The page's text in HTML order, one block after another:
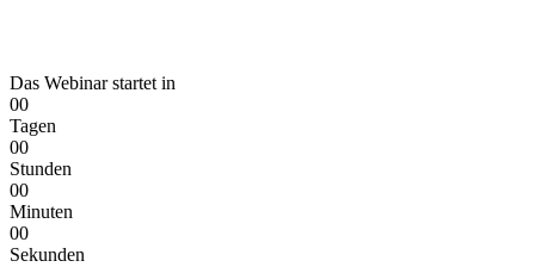
Das Webinar startet in
00
Tagen
00
Stunden
00
Minuten
00
Sekunden